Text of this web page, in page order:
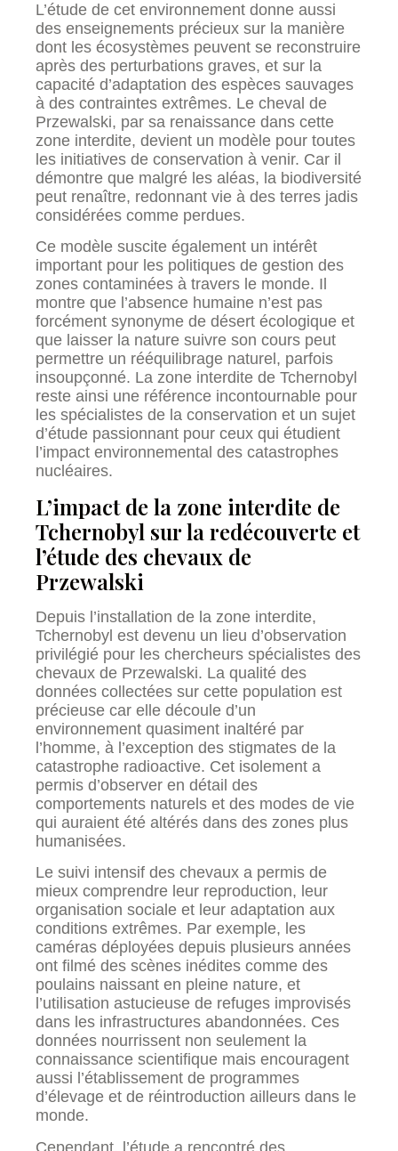
L’étude de cet environnement donne aussi
des enseignements précieux sur la manière
dont les écosystèmes peuvent se reconstruire
après des perturbations graves, et sur la
capacité d’adaptation des espèces sauvages
à des contraintes extrêmes. Le cheval de
Przewalski, par sa renaissance dans cette
zone interdite, devient un modèle pour toutes
les initiatives de conservation à venir. Car il
démontre que malgré les aléas, la biodiversité
peut renaître, redonnant vie à des terres jadis
considérées comme perdues.
Ce modèle suscite également un intérêt
important pour les politiques de gestion des
zones contaminées à travers le monde. Il
montre que l’absence humaine n’est pas
forcément synonyme de désert écologique et
que laisser la nature suivre son cours peut
permettre un rééquilibrage naturel, parfois
insoupçonné. La zone interdite de Tchernobyl
reste ainsi une référence incontournable pour
les spécialistes de la conservation et un sujet
d’étude passionnant pour ceux qui étudient
l’impact environnemental des catastrophes
nucléaires.
L’impact de la zone interdite de
Tchernobyl sur la redécouverte et
l’étude des chevaux de
Przewalski
Depuis l’installation de la zone interdite,
Tchernobyl est devenu un lieu d’observation
privilégié pour les chercheurs spécialistes des
chevaux de Przewalski. La qualité des
données collectées sur cette population est
précieuse car elle découle d’un
environnement quasiment inaltéré par
l’homme, à l’exception des stigmates de la
catastrophe radioactive. Cet isolement a
permis d’observer en détail des
comportements naturels et des modes de vie
qui auraient été altérés dans des zones plus
humanisées.
Le suivi intensif des chevaux a permis de
mieux comprendre leur reproduction, leur
organisation sociale et leur adaptation aux
conditions extrêmes. Par exemple, les
caméras déployées depuis plusieurs années
ont filmé des scènes inédites comme des
poulains naissant en pleine nature, et
l’utilisation astucieuse de refuges improvisés
dans les infrastructures abandonnées. Ces
données nourrissent non seulement la
connaissance scientifique mais encouragent
aussi l’établissement de programmes
d’élevage et de réintroduction ailleurs dans le
monde.
Cependant, l’étude a rencontré des